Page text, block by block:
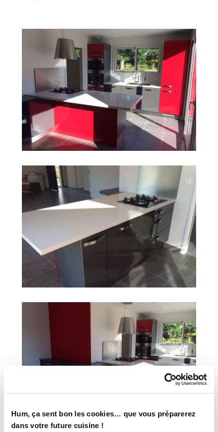
Hum, ça sent bon les cookies… que vous préparerez
dans votre future cuisine !